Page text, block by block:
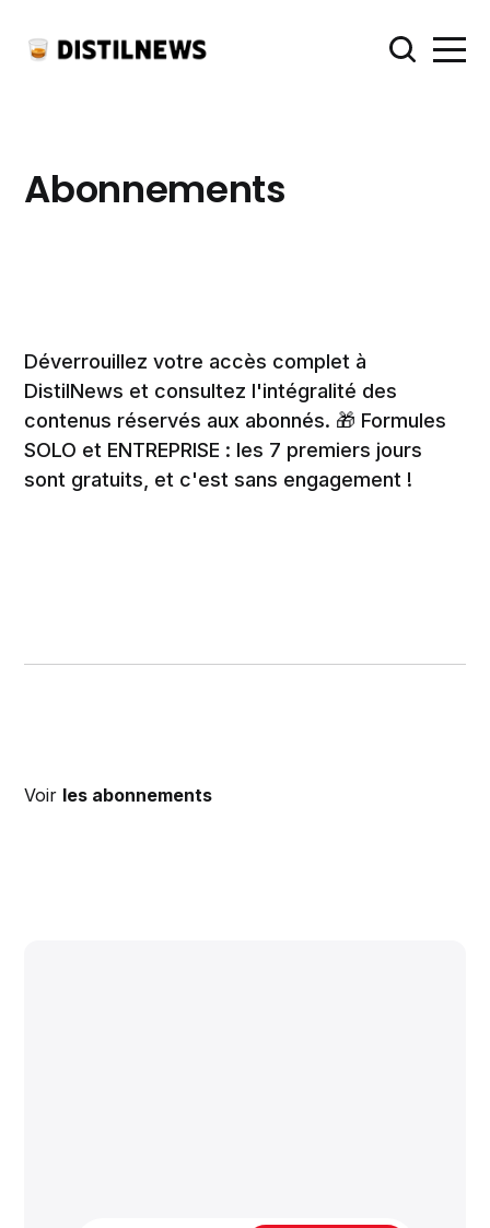
Abonnements
Déverrouillez votre accès complet à
DistilNews et consultez l'intégralité des
contenus réservés aux abonnés. 🎁 Formules
SOLO et ENTREPRISE : les 7 premiers jours
sont gratuits, et c'est sans engagement !
Voir les abonnements